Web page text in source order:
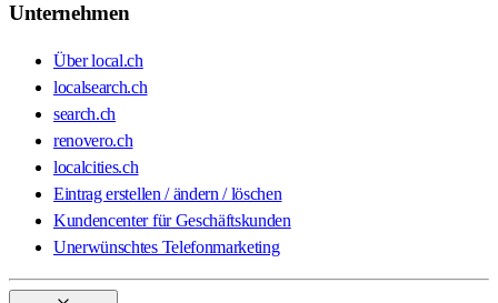
Unternehmen
Über local.ch
localsearch.ch
search.ch
renovero.ch
localcities.ch
Eintrag erstellen / ändern / löschen
Kundencenter für Geschäftskunden
Unerwünschtes Telefonmarketing